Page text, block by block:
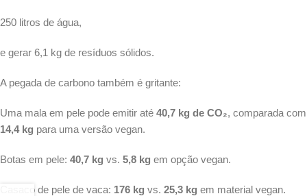
250 litros de água,
e gerar 6,1 kg de resíduos sólidos.
A pegada de carbono também é gritante:
Uma mala em pele pode emitir até 40,7 kg de CO₂, comparada com
14,4 kg para uma versão vegan.
Botas em pele: 40,7 kg vs. 5,8 kg em opção vegan.
Casaco de pele de vaca: 176 kg vs. 25,3 kg em material vegan.